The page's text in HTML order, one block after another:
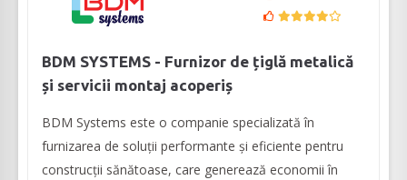
BDM SYSTEMS - Furnizor de țiglă metalică
și servicii montaj acoperiș
BDM Systems este o companie specializată în
furnizarea de soluții performante și eficiente pentru
construcții sănătoase, care generează economii în